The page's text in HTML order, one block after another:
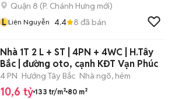
Quận 8 (P. Chánh Hưng mới)
L Liên Nguyễn 4.4 8 đã bán
Nhà 1T 2 L + ST | 4PN + 4WC | H.Tây
Bắc | đường oto, cạnh KĐT Vạn Phúc
4 PN Hướng Tây Bắc Nhà ngõ, hẻm
10,6 tỷ 133 tr/m² 80 m²